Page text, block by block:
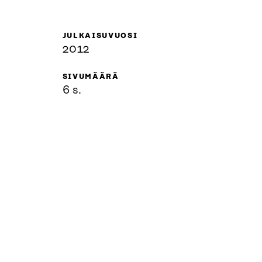
JULKAISUVUOSI
2012
SIVUMÄÄRÄ
6 s.